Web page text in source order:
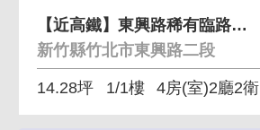
【近高鐵】東興路稀有臨路投資自用透天
新竹縣竹北市東興路二段
14.28坪 1/1樓 4房(室)2廳2衛